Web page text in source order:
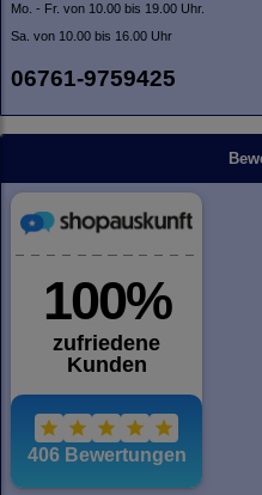
Mo. - Fr. von 10.00 bis 19.00 Uhr.
Sa. von 10.00 bis 16.00 Uhr
06761-9759425